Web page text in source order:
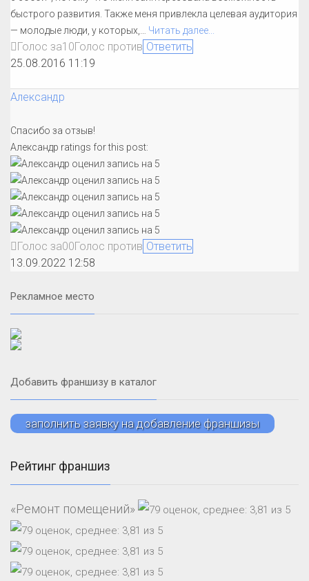
быстрого развития. Также меня привлекла целевая аудитория
— молодые люди, у которых,
Читать далее...
Голос за1 0Голос против Ответить
25.08.2016 11:19
Александр
Спасибо за отзыв!
Александр ratings for this post:
Голос за00Голос против Ответить
13.09.2022 12:58
Рекламное место
Добавить франшизу в каталог
заполнить заявку на добавление франшизы
Рейтинг франшиз
«Ремонт помещений»